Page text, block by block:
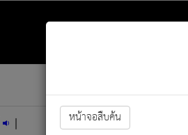
หน้าจอสืบค้น
|